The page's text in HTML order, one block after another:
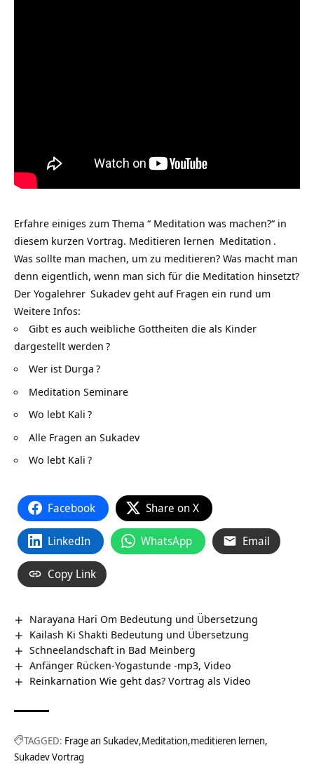
Erfahre einiges zum Thema “ Meditation was machen?“ in
diesem kurzen Vortrag. Meditieren lernen Meditation .
Was sollte man machen, um zu meditieren? Was macht man
denn eigentlich, wenn man sich für die Meditation hinsetzt?
Der Yogalehrer Sukadev geht auf Fragen ein rund um
Weitere Infos:
Gibt es auch weibliche Gottheiten die als Kinder
dargestellt werden ?
Wer ist Durga ?
Meditation Seminare
Wo lebt Kali ?
Alle Fragen an Sukadev
Wo lebt Kali ?
Facebook Share on X
LinkedIn WhatsApp Email
Copy Link
Narayana Hari Om Bedeutung und Übersetzung
Kailash Ki Shakti Bedeutung und Übersetzung
Schneelandschaft in Bad Meinberg
Anfänger Rücken-Yogastunde -mp3, Video
Reinkarnation Wie geht das? Vortrag als Video
TAGGED: Frage an Sukadev Meditation meditieren lernen
Sukadev Vortrag